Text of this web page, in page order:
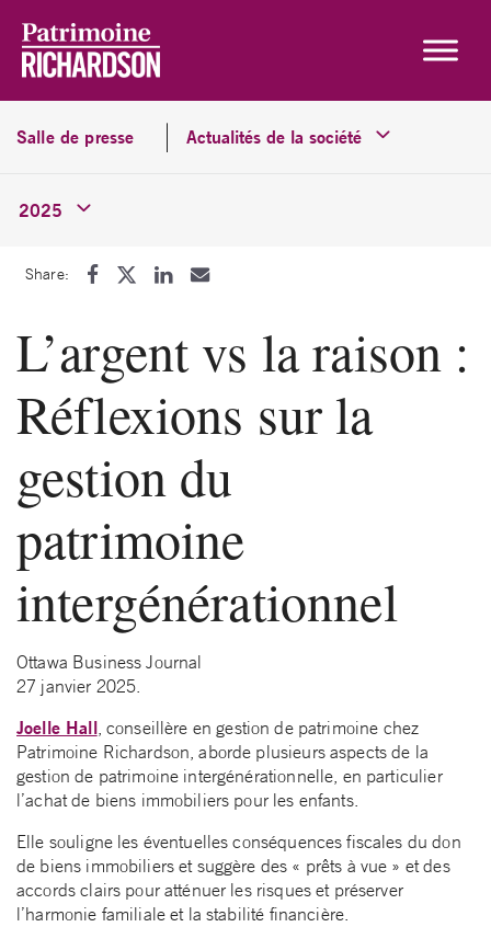
Salle de presse Actualités de la société
2025
Share:
L’argent vs la raison :
Réflexions sur la
gestion du
patrimoine
intergénérationnel
Ottawa Business Journal
27 janvier 2025.
Joelle Hall, conseillère en gestion de patrimoine chez
Patrimoine Richardson, aborde plusieurs aspects de la
gestion de patrimoine intergénérationnelle, en particulier
l’achat de biens immobiliers pour les enfants.
Elle souligne les éventuelles conséquences fiscales du don
de biens immobiliers et suggère des « prêts à vue » et des
accords clairs pour atténuer les risques et préserver
l’harmonie familiale et la stabilité financière.